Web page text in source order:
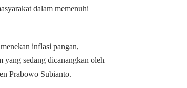
dalam memenuhi
inflasi pangan,
yang sedang dicanangkan oleh
Prabowo Subianto.